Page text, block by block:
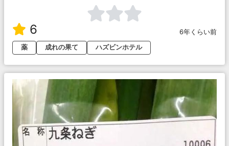
6
6年くらい前
薬
成れの果て ハズビンホテル